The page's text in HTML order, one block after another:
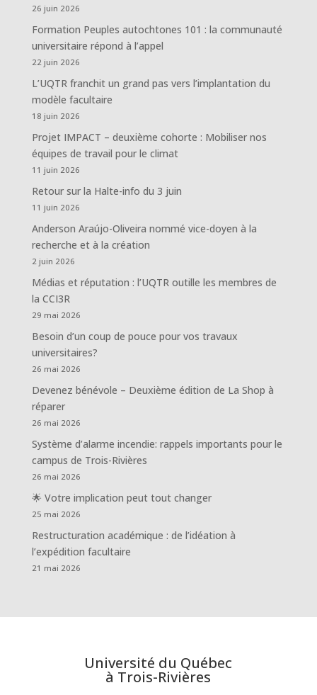
26 juin 2026
Formation Peuples autochtones 101 : la communauté
universitaire répond à l’appel
22 juin 2026
L’UQTR franchit un grand pas vers l’implantation du
modèle facultaire
18 juin 2026
Projet IMPACT – deuxième cohorte : Mobiliser nos
équipes de travail pour le climat
11 juin 2026
Retour sur la Halte-info du 3 juin
11 juin 2026
Anderson Araújo-Oliveira nommé vice-doyen à la
recherche et à la création
2 juin 2026
Médias et réputation : l’UQTR outille les membres de
la CCI3R
29 mai 2026
Besoin d’un coup de pouce pour vos travaux
universitaires?
26 mai 2026
Devenez bénévole – Deuxième édition de La Shop à
réparer
26 mai 2026
Système d’alarme incendie: rappels importants pour le
campus de Trois-Rivières
26 mai 2026
🌟 Votre implication peut tout changer
25 mai 2026
Restructuration académique : de l’idéation à
l’expédition facultaire
21 mai 2026
Université du Québec
à Trois-Rivières